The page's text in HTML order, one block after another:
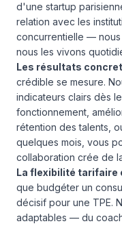
d'une startup
relation avec les
concurrentielle — nous
nous les vivons
Les résultats
crédible se mesure.
indicateurs clairs dès
fonctionnement,
rétention des talents,
quelques mois, vous
collaboration crée de
La flexibilité tarifaire
que budgéter un
décisif pour une TPE.
adaptables — du